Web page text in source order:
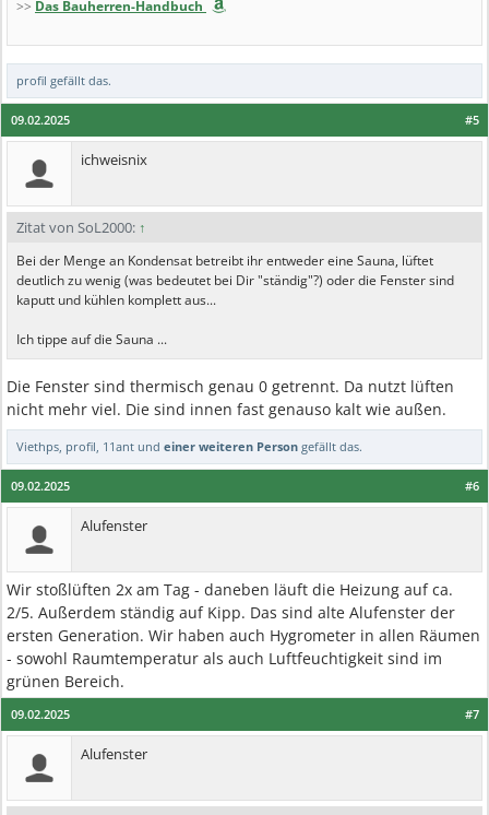
>> Das Bauherren-Handbuch
profil gefällt das.
#5
09.02.2025
ichweisnix
Zitat von SoL2000: ↑
Bei der Menge an Kondensat betreibt ihr entweder eine Sauna, lüftet
deutlich zu wenig (was bedeutet bei Dir "ständig"?) oder die Fenster sind
kaputt und kühlen komplett aus...
Ich tippe auf die Sauna ...
Die Fenster sind thermisch genau 0 getrennt. Da nutzt lüften
nicht mehr viel. Die sind innen fast genauso kalt wie außen.
Viethps, profil, 11ant und einer weiteren Person gefällt das.
#6
09.02.2025
Alufenster
Wir stoßlüften 2x am Tag - daneben läuft die Heizung auf ca.
2/5. Außerdem ständig auf Kipp. Das sind alte Alufenster der
ersten Generation. Wir haben auch Hygrometer in allen Räumen
- sowohl Raumtemperatur als auch Luftfeuchtigkeit sind im
grünen Bereich.
#7
09.02.2025
Alufenster